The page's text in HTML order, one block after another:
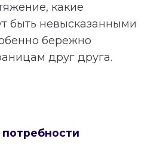
какие
быть невысказанными
бережно
друг друга.